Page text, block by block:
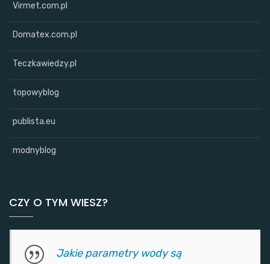
Virmet.com.pl
Domatex.com.pl
Teczkawiedzy.pl
topowyblog
publista.eu
modnyblog
CZY O TYM WIESZ?
Jakie parametry wody są